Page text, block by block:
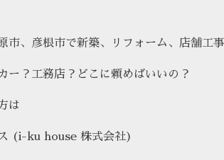
市、彦根市で新築、リフォーム、店舗工
ー？工務店？どこに頼めばいいの？
は
(i-ku house 株式会社)